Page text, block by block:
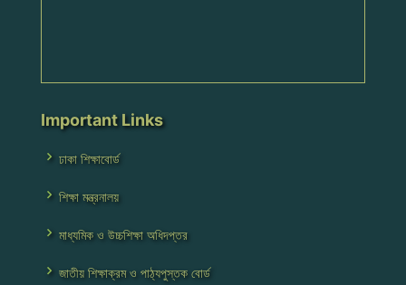
Important Links
ঢাকা শিক্ষাবোর্ড
শিক্ষা মন্ত্রনালয়
মাধ্যমিক ও উচ্চশিক্ষা অধিদপ্তর
জাতীয় শিক্ষাক্রম ও পাঠ্যপুস্তক বোর্ড